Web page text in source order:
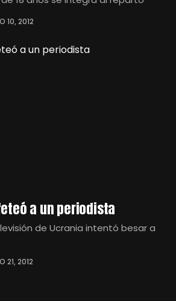
10, 2012
a un periodista
de Ucrania intentó besar a
21, 2012